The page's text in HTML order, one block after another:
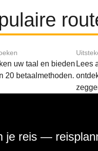
uw taal en bieden
20 betaalmethoden.
Lees
je reis —